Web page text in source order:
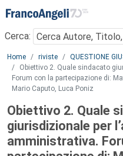
Menu
Cerca:
Main content
Home riviste QUESTIONE
Obiettivo 2. Quale sindacato
Forum con la partecipazione di:
Mario Caputo, Luca Poniz
Obiettivo 2. Quale
giurisdizionale per
amministrativa.